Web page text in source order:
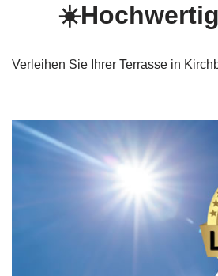
Verleihen Sie Ihrer Terrasse in